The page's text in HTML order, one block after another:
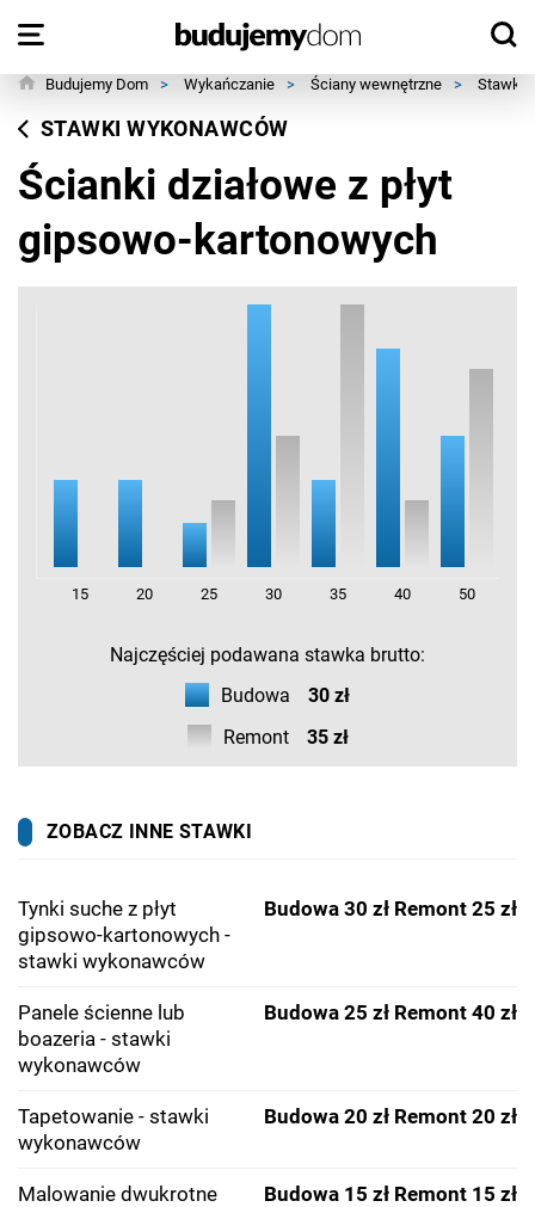
Budujemy Dom > Wykańczanie > Ściany wewnętrzne > Stawki
STAWKI WYKONAWCÓW
Ścianki działowe z płyt
gipsowo-kartonowych
15 20 25 30 35 40 50
Najczęściej podawana stawka brutto:
Budowa
30 zł
Remont
35 zł
ZOBACZ INNE STAWKI
Tynki suche z płyt
gipsowo-kartonowych -
stawki wykonawców
Budowa 30 zł Remont 25 zł
Panele ścienne lub
boazeria - stawki
wykonawców
Budowa 25 zł Remont 40 zł
Tapetowanie - stawki
wykonawców
Budowa 20 zł Remont 20 zł
Malowanie dwukrotne
Budowa 15 zł Remont 15 zł